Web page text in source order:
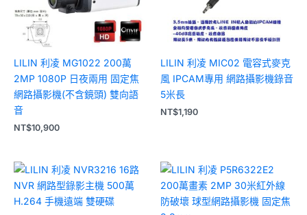
LILIN 利凌 MG1022 200萬
2MP 1080P 日夜兩用 固定焦
網路攝影機(不含鏡頭) 雙向語
音
NT$10,900
LILIN 利凌 MIC02 電容式麥克
風 IPCAM專用 網路攝影機錄音
5米長
NT$1,190